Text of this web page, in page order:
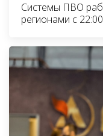
Системы ПВО
регионами с